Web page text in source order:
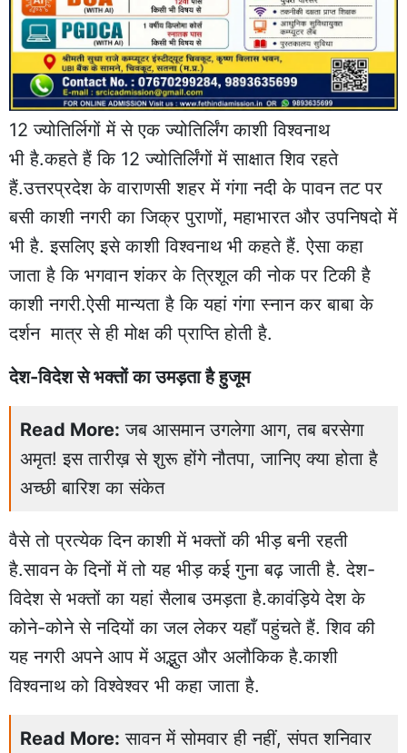
12 ज्योतिर्लिगों में से एक ज्योतिर्लिंग काशी विश्वनाथ
भी है.कहते हैं कि 12 ज्योतिर्लिंगों में साक्षात शिव रहते
हैं.उत्तरप्रदेश के वाराणसी शहर में गंगा नदी के पावन तट पर
बसी काशी नगरी का जिक्र पुराणों, महाभारत और उपनिषदो में
भी है. इसलिए इसे काशी विश्वनाथ भी कहते हैं. ऐसा कहा
जाता है कि भगवान शंकर के त्रिशूल की नोक पर टिकी है
काशी नगरी.ऐसी मान्यता है कि यहां गंगा स्नान कर बाबा के
दर्शन मात्र से ही मोक्ष की प्राप्ति होती है.
देश-विदेश से भक्तों का उमड़ता है हुजूम
Read More: जब आसमान उगलेगा आग, तब बरसेगा
अमृत! इस तारीख़ से शुरू होंगे नौतपा, जानिए क्या होता है
अच्छी बारिश का संकेत
वैसे तो प्रत्येक दिन काशी में भक्तों की भीड़ बनी रहती
है.सावन के दिनों में तो यह भीड़ कई गुना बढ़ जाती है. देश-
विदेश से भक्तों का यहां सैलाब उमड़ता है.कावंड़िये देश के
कोने-कोने से नदियों का जल लेकर यहाँ पहुंचते हैं. शिव की
यह नगरी अपने आप में अद्भुत और अलौकिक है.काशी
विश्वनाथ को विश्वेश्वर भी कहा जाता है.
Read More: सावन में सोमवार ही नहीं, संपत शनिवार